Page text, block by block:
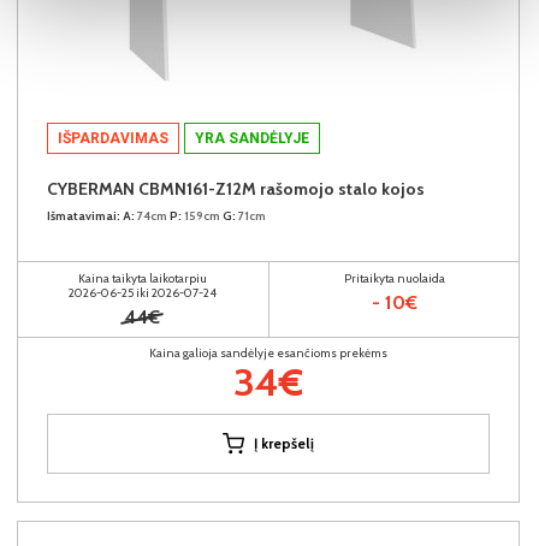
IŠPARDAVIMAS YRA SANDĖLYJE
CYBERMAN CBMN161-Z12M rašomojo stalo kojos
Išmatavimai: A: 74cm P: 159cm G: 71cm
Kaina taikyta laikotarpiu
2026-06-25 iki 2026-07-24
44€
Pritaikyta nuolaida
- 10€
Kaina galioja sandėlyje esančioms prekėms
34€
Į krepšelį